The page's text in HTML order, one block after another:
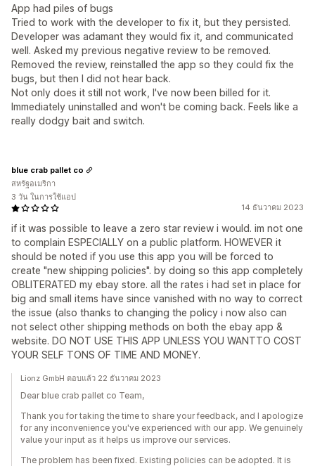
App had piles of bugs
Tried to work with the developer to fix it, but they persisted.
Developer was adamant they would fix it, and communicated
well. Asked my previous negative review to be removed.
Removed the review, reinstalled the app so they could fix the
bugs, but then I did not hear back.
Not only does it still not work, I've now been billed for it.
Immediately uninstalled and won't be coming back. Feels like a
really dodgy bait and switch.
14 ธันวาคม 2023
if it was possible to leave a zero star review i would. im not one
to complain ESPECIALLY on a public platform. HOWEVER it
should be noted if you use this app you will be forced to
create "new shipping policies". by doing so this app completely
OBLITERATED my ebay store. all the rates i had set in place for
big and small items have since vanished with no way to correct
the issue (also thanks to changing the policy i now also can
not select other shipping methods on both the ebay app &
website. DO NOT USE THIS APP UNLESS YOU WANTTO COST
YOUR SELF TONS OF TIME AND MONEY.
blue crab pallet co
สหรัฐอเมริกา
3 วัน ในการใช้แอป
Lionz GmbH ตอบแล้ว 22 ธันวาคม 2023
Dear blue crab pallet co Team,
Thank you for taking the time to share your feedback, and I apologize
for any inconvenience you've experienced with our app. We genuinely
value your input as it helps us improve our services.
The problem has been fixed. Existing policies can be adopted. It is